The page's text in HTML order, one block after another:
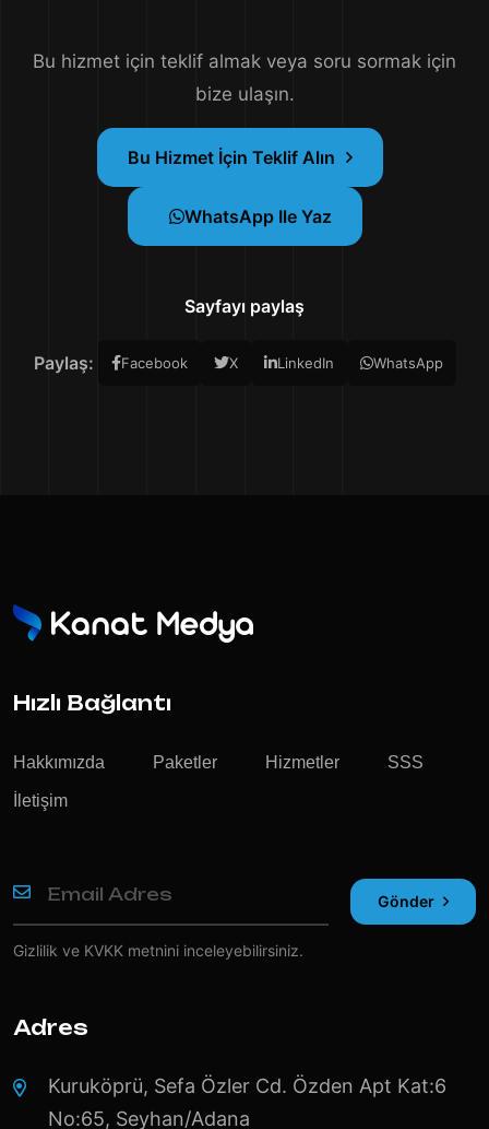
Bu hizmet için teklif almak veya soru sormak için
bize ulaşın.
Bu Hizmet İçin Teklif Alın
WhatsApp Ile Yaz
Sayfayı paylaş
Paylaş: Facebook X LinkedIn WhatsApp
Hızlı Bağlantı
Hakkımızda Paketler Hizmetler SSS
İletişim
Gönder
Gizlilik ve KVKK metnini inceleyebilirsiniz.
Adres
Kuruköprü, Sefa Özler Cd. Özden Apt Kat:6
No:65, Seyhan/Adana